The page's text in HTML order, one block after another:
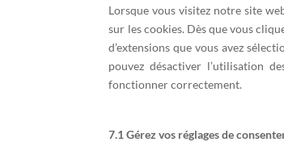
Lorsque vous visitez notre site
sur les cookies. Dès que vous
d’extensions que vous avez
pouvez désactiver l’utilisation
fonctionner correctement.
7.1 Gérez vos réglages de